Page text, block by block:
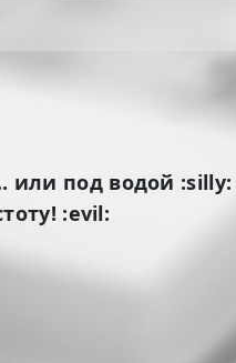
или под водой :silly:
:evil: